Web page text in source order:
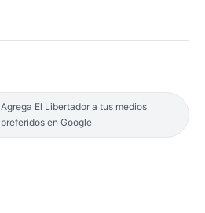
Agrega El Libertador a tus medios
preferidos en Google